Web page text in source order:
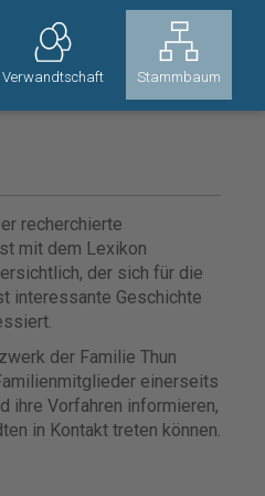
recherchierte
mit dem Lexikon
der sich für die
interessante Geschichte
der Familie Thun
einerseits
ihre Vorfahren informieren,
in Kontakt treten können.
Verwandtschaft Stammbaum